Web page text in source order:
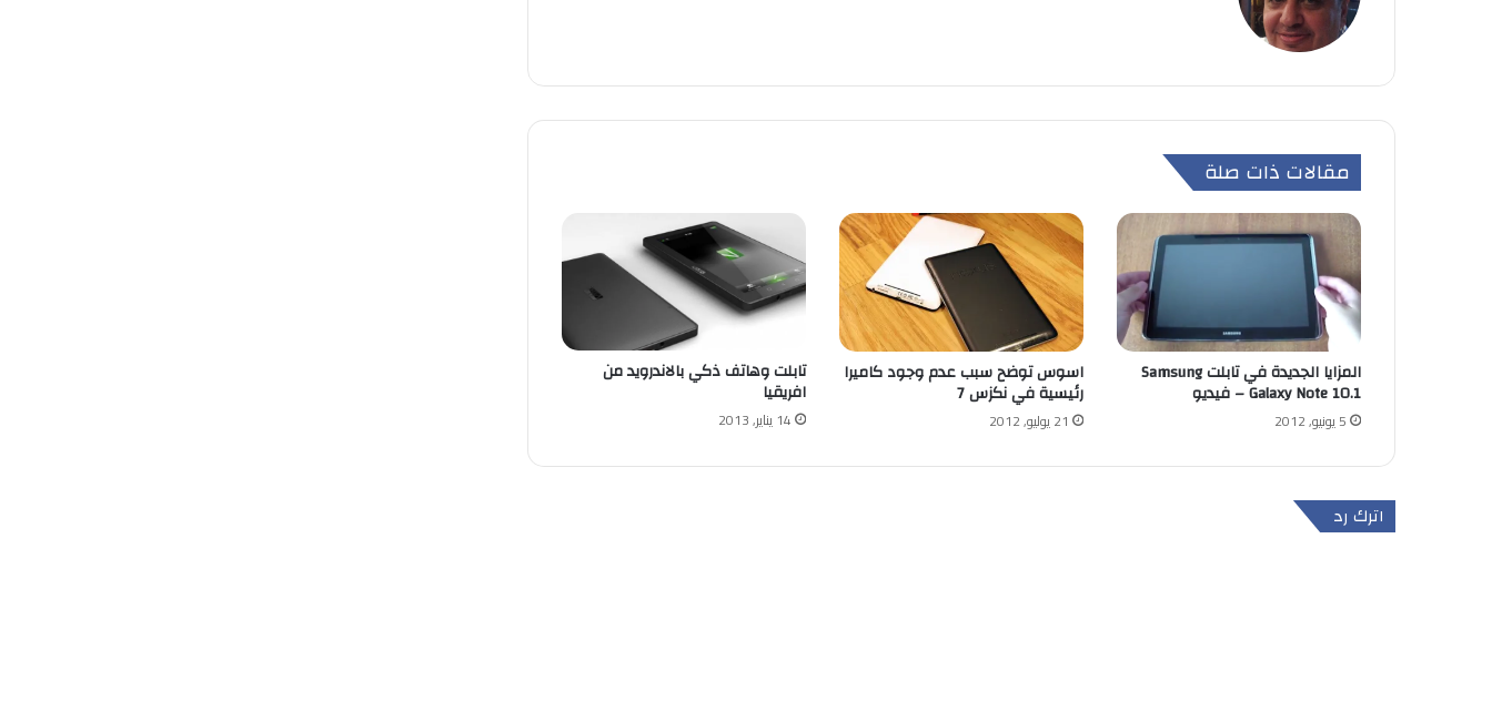
مقالات ذات صلة
المزايا الجديدة في تابلت Samsung
Galaxy Note 10.1 – فيديو
5 يونيو, 2012
اسوس توضح سبب عدم وجود كاميرا
رئيسية في نكزس 7
21 يوليو, 2012
تابلت وهاتف ذكي بالاندرويد من
افريقيا
14 يناير, 2013
اترك رد